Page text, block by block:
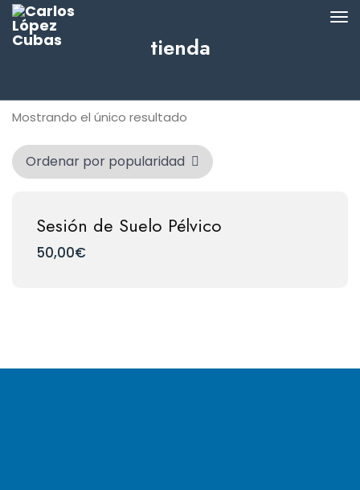
tienda
Mostrando el único resultado
Sesión de Suelo Pélvico
50,00€